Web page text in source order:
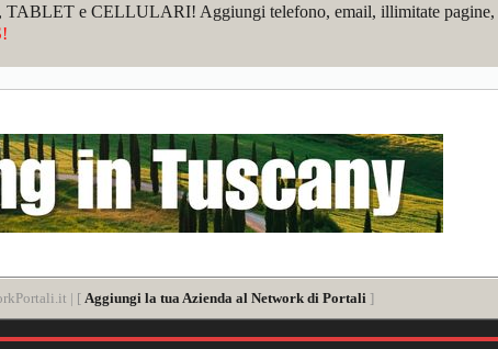
TABLET e CELLULARI! Aggiungi telefono, email, illimitate pagine,
| [ Aggiungi la tua Azienda al Network di Portali ]